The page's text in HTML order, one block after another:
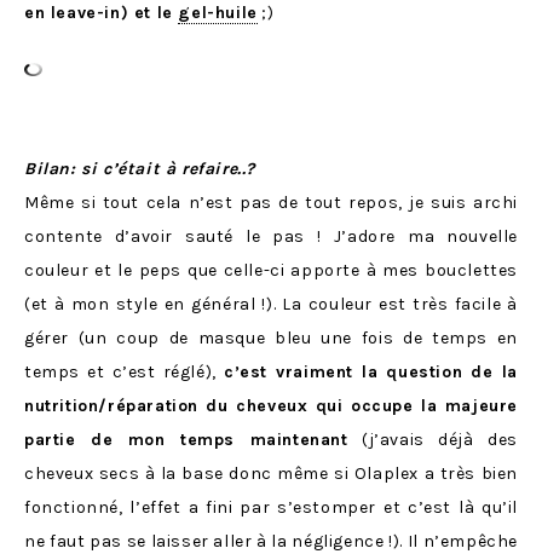
en leave-in) et le gel-huile ;)
Bilan: si c’était à refaire..?
Même si tout cela n’est pas de tout repos, je suis archi
contente d’avoir sauté le pas ! J’adore ma nouvelle
couleur et le peps que celle-ci apporte à mes bouclettes
(et à mon style en général !). La couleur est très facile à
gérer (un coup de masque bleu une fois de temps en
temps et c’est réglé), c’est vraiment la question de la
nutrition/réparation du cheveux qui occupe la majeure
partie de mon temps maintenant (j’avais déjà des
cheveux secs à la base donc même si Olaplex a très bien
fonctionné, l’effet a fini par s’estomper et c’est là qu’il
ne faut pas se laisser aller à la négligence !). Il n’empêche